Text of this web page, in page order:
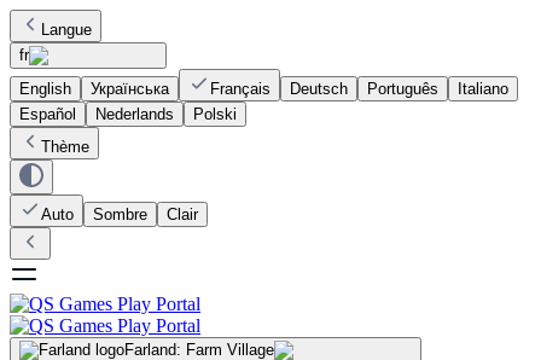
Langue
fr
English
Українська Français Deutsch Português
Italiano
Español
Nederlands
Polski
Thème
Auto Sombre Clair
Farland: Farm Village